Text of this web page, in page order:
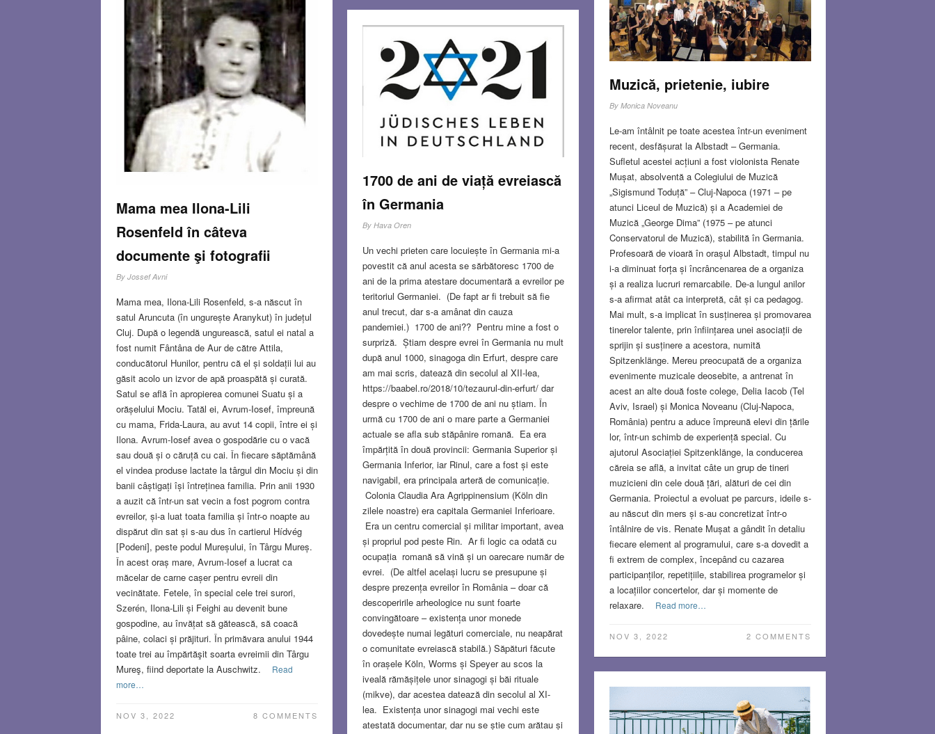
Muzică, prietenie, iubire
By Monica Noveanu
Le-am întâlnit pe toate acestea într-un eveniment
recent, desfășurat la Albstadt – Germania.
Sufletul acestei acțiuni a fost violonista Renate
Mușat, absolventă a Colegiului de Muzică
„Sigismund Toduță” – Cluj-Napoca (1971 – pe
atunci Liceul de Muzică) și a Academiei de
Muzică „George Dima” (1975 – pe atunci
Conservatorul de Muzică), stabilită în Germania.
Profesoară de vioară în orașul Albstadt, timpul nu
i-a diminuat forța și încrâncenarea de a organiza
și a realiza lucruri remarcabile. De-a lungul anilor
s-a afirmat atât ca interpretă, cât și ca pedagog.
Mai mult, s-a implicat în susținerea și promovarea
tinerelor talente, prin înființarea unei asociații de
sprijin și susținere a acestora, numită
Spitzenklänge. Mereu preocupată de a organiza
evenimente muzicale deosebite, a antrenat în
acest an alte două foste colege, Delia Iacob (Tel
Aviv, Israel) și Monica Noveanu (Cluj-Napoca,
România) pentru a aduce împreună elevi din țările
lor, într-un schimb de experiență special. Cu
ajutorul Asociației Spitzenklänge, la conducerea
căreia se află, a invitat câte un grup de tineri
muzicieni din cele două țări, alături de cei din
Germania. Proiectul a evoluat pe parcurs, ideile s-
au născut din mers și s-au concretizat într-o
întâlnire de vis. Renate Mușat a gândit în detaliu
fiecare element al programului, care s-a dovedit a
fi extrem de complex, începând cu cazarea
participanților, repetițiile, stabilirea programelor și
a locațiilor concertelor, dar și momente de
relaxare.
Read more…
NOV 3, 2022 2 COMMENTS
Mama mea Ilona-Lili
Rosenfeld în câteva
documente şi fotografii
By Jossef Avni
Mama mea, Ilona-Lili Rosenfeld, s-a născut în
satul Aruncuta (în ungurește Aranykut) în județul
Cluj. După o legendă ungurească, satul ei natal a
fost numit Fântâna de Aur de către Attila,
conducătorul Hunilor, pentru că el și soldații lui au
găsit acolo un izvor de apă proaspătă și curată.
Satul se află în apropierea comunei Suatu și a
orășelului Mociu. Tatăl ei, Avrum-Iosef, împreună
cu mama, Frida-Laura, au avut 14 copii, între ei și
Ilona. Avrum-Iosef avea o gospodărie cu o vacă
sau două și o căruță cu cai. În fiecare săptămână
el vindea produse lactate la târgul din Mociu și din
banii câștigați își întreținea familia. Prin anii 1930
a auzit că într-un sat vecin a fost pogrom contra
evreilor, și-a luat toata familia și într-o noapte au
dispărut din sat și s-au dus în cartierul Hídvég
[Podeni], peste podul Mureșului, în Târgu Mureș.
În acest oraș mare, Avrum-Iosef a lucrat ca
măcelar de carne cașer pentru evreii din
vecinătate. Fetele, în special cele trei surori,
Szerén, Ilona-Lili și Feighi au devenit bune
gospodine, au învățat să gătească, să coacă
pâine, colaci și prăjituri. În primăvara anului 1944
toate trei au împărtăşit soarta evreimii din Târgu
Mureş, fiind deportate la Auschwitz.
Read
more…
NOV 3, 2022 8 COMMENTS
1700 de ani de viață evreiască
în Germania
By Hava Oren
Un vechi prieten care locuiește în Germania mi-a
povestit că anul acesta se sărbătoresc 1700 de
ani de la prima atestare documentară a evreilor pe
teritoriul Germaniei. (De fapt ar fi trebuit să fie
anul trecut, dar s-a amânat din cauza
pandemiei.) 1700 de ani?? Pentru mine a fost o
surpriză. Știam despre evrei în Germania nu mult
după anul 1000, sinagoga din Erfurt, despre care
am mai scris, datează din secolul al XII-lea,
https://baabel.ro/2018/10/tezaurul-din-erfurt/ dar
despre o vechime de 1700 de ani nu știam. În
urmă cu 1700 de ani o mare parte a Germaniei
actuale se afla sub stăpânire romană. Ea era
împărțită în două provincii: Germania Superior și
Germania Inferior, iar Rinul, care a fost și este
navigabil, era principala arteră de comunicație.
Colonia Claudia Ara Agrippinensium (Köln din
zilele noastre) era capitala Germaniei Inferioare.
Era un centru comercial și militar important, avea
și propriul pod peste Rin. Ar fi logic ca odată cu
ocupația romană să vină și un oarecare număr de
evrei. (De altfel același lucru se presupune și
despre prezența evreilor în România – doar că
descoperirile arheologice nu sunt foarte
convingătoare – existența unor monede
dovedește numai legături comerciale, nu neapărat
o comunitate evreiască stabilă.) Săpături făcute
în orașele Köln, Worms și Speyer au scos la
iveală rămășițele unor sinagogi și băi rituale
(mikve), dar acestea datează din secolul al XI-
lea. Existența unor sinagogi mai vechi este
atestată documentar, dar nu se știe cum arătau și